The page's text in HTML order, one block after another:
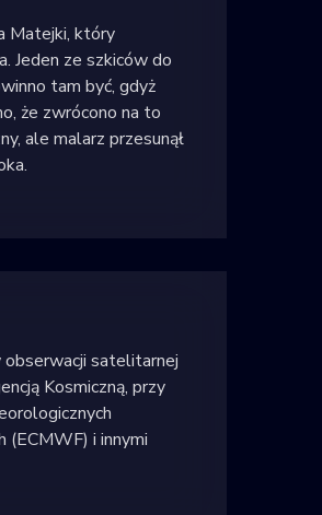
Matejki, który
Jeden ze szkiców do
tam być, gdyż
że zwrócono na to
ale malarz przesunął
obserwacji satelitarnej
Kosmiczną, przy
(ECMWF) i innymi